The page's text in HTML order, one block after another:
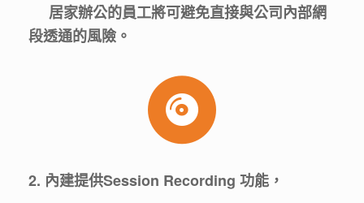
居家辦公的員工將可避免直接與公司內部網
段透通的風險。
2. 內建提供Session Recording 功能，